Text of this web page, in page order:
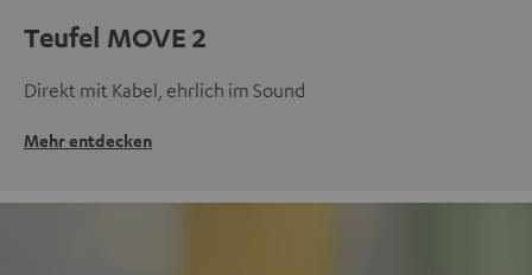
Teufel MOVE 2
Direkt mit Kabel, ehrlich im Sound
Mehr entdecken